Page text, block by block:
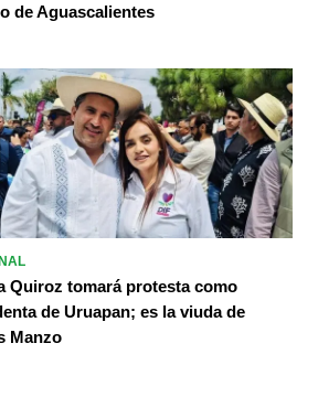
de Aguascalientes
Quiroz tomará protesta como
de Uruapan; es la viuda de
Manzo